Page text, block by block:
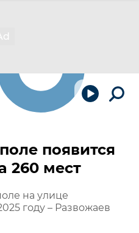
появится
260 мест
на улице
году – Развожаев